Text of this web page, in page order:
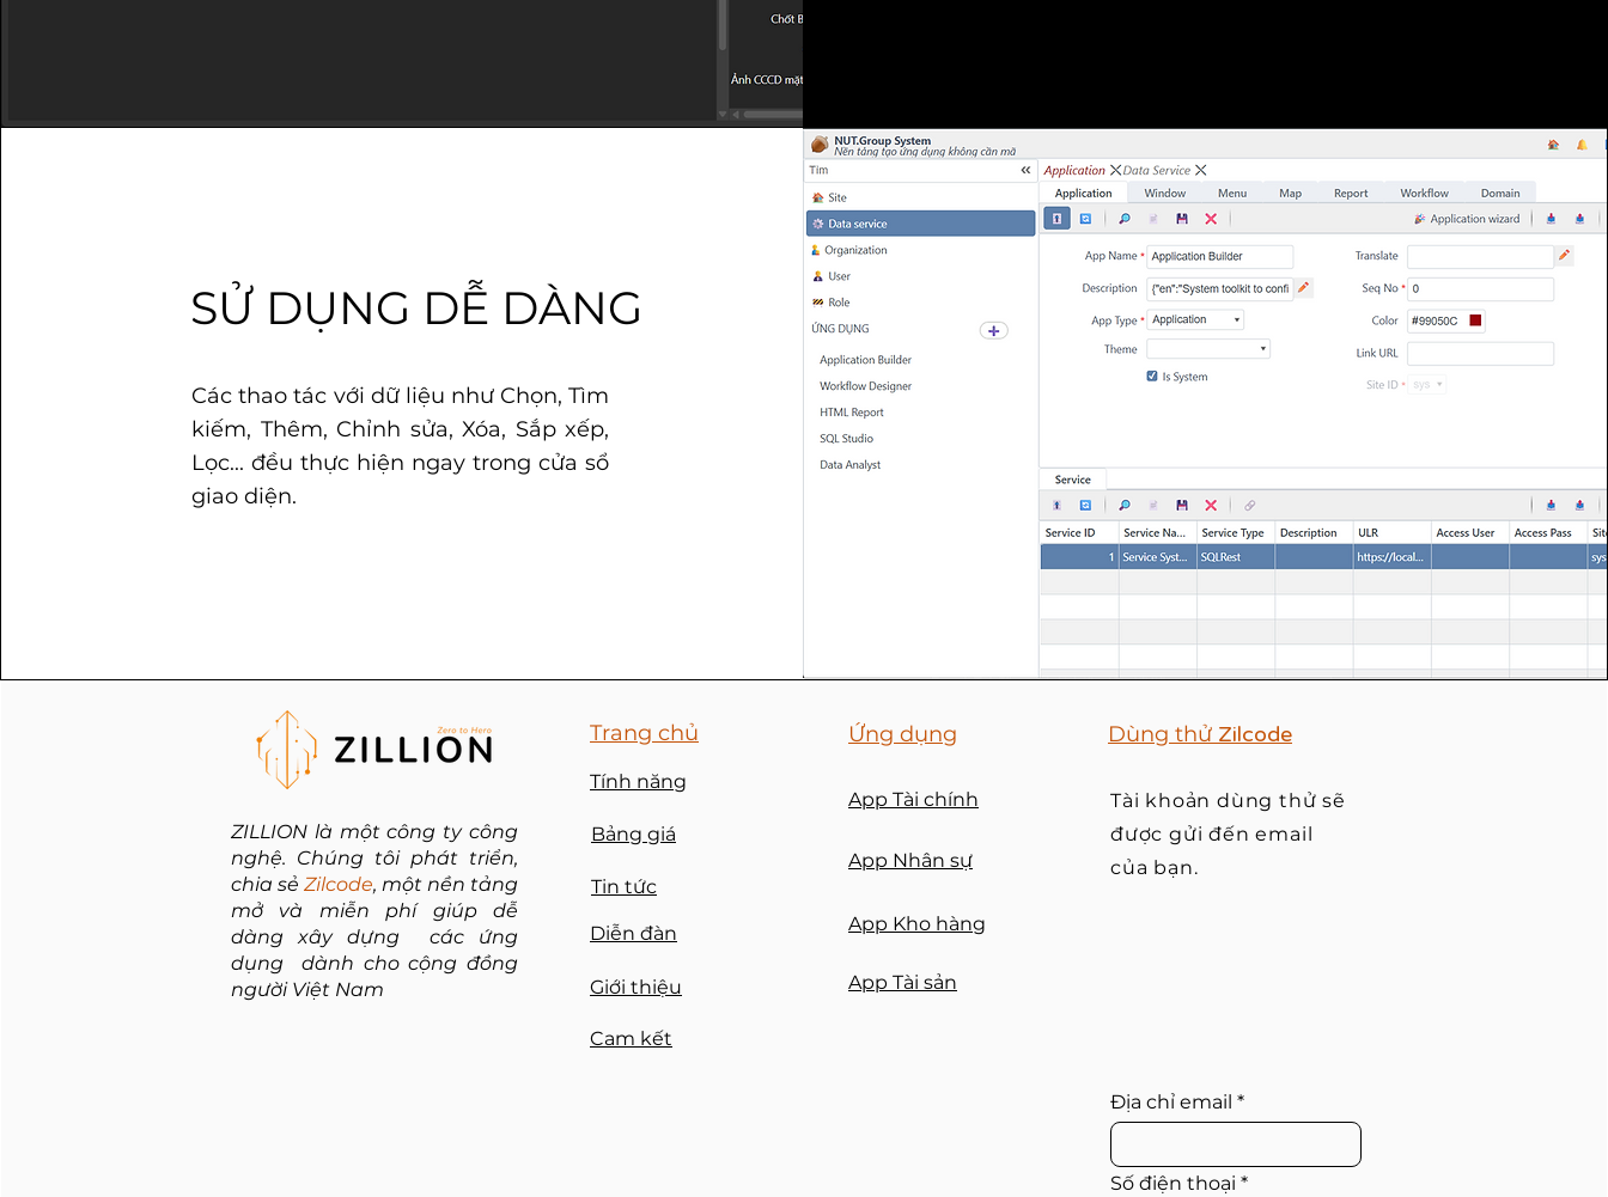
SỬ DỤNG DỄ DÀNG
Các thao tác với dữ liệu như Chọn, Tìm
kiếm, Thêm, Chỉnh sửa, Xóa, Sắp xếp,
Lọc... đều thực hiện ngay trong cửa sổ
giao diện.
ZILLION là một công ty công
nghệ. Chúng tôi phát triển,
chia sẻ Zilcode, một nền tảng
mở và miễn phí giúp dễ
dàng xây dựng các ứng
dụng dành cho cộng đồng
người Việt Nam
Trang chủ
Tính năng
Bảng giá
Tin tức
Diễn đàn
Giới thiệu
Cam kết
​Ứng dụng
App Tài chính
App Nhân sự
App Kho hàng
App Tài sản
​Dùng thử Zilcode
Tài khoản dùng thử sẽ
được gửi đến email
của bạn.
Địa chỉ email
Số điện thoại